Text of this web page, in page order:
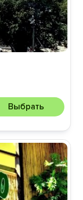
Выбрать